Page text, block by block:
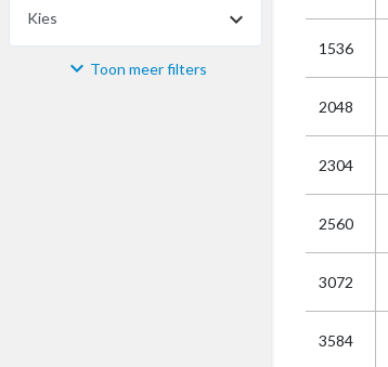
Kies
Materiaal Toon meer filters
1536
2048
2304
2560
3072
3584